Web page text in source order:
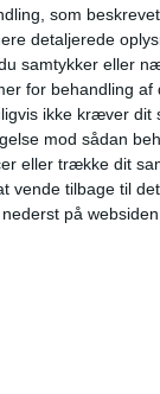
som
detaljerede
samtykker eller
for behandling af
ikke kræver dit
mod sådan
eller trække dit
vende tilbage til
på websiden.